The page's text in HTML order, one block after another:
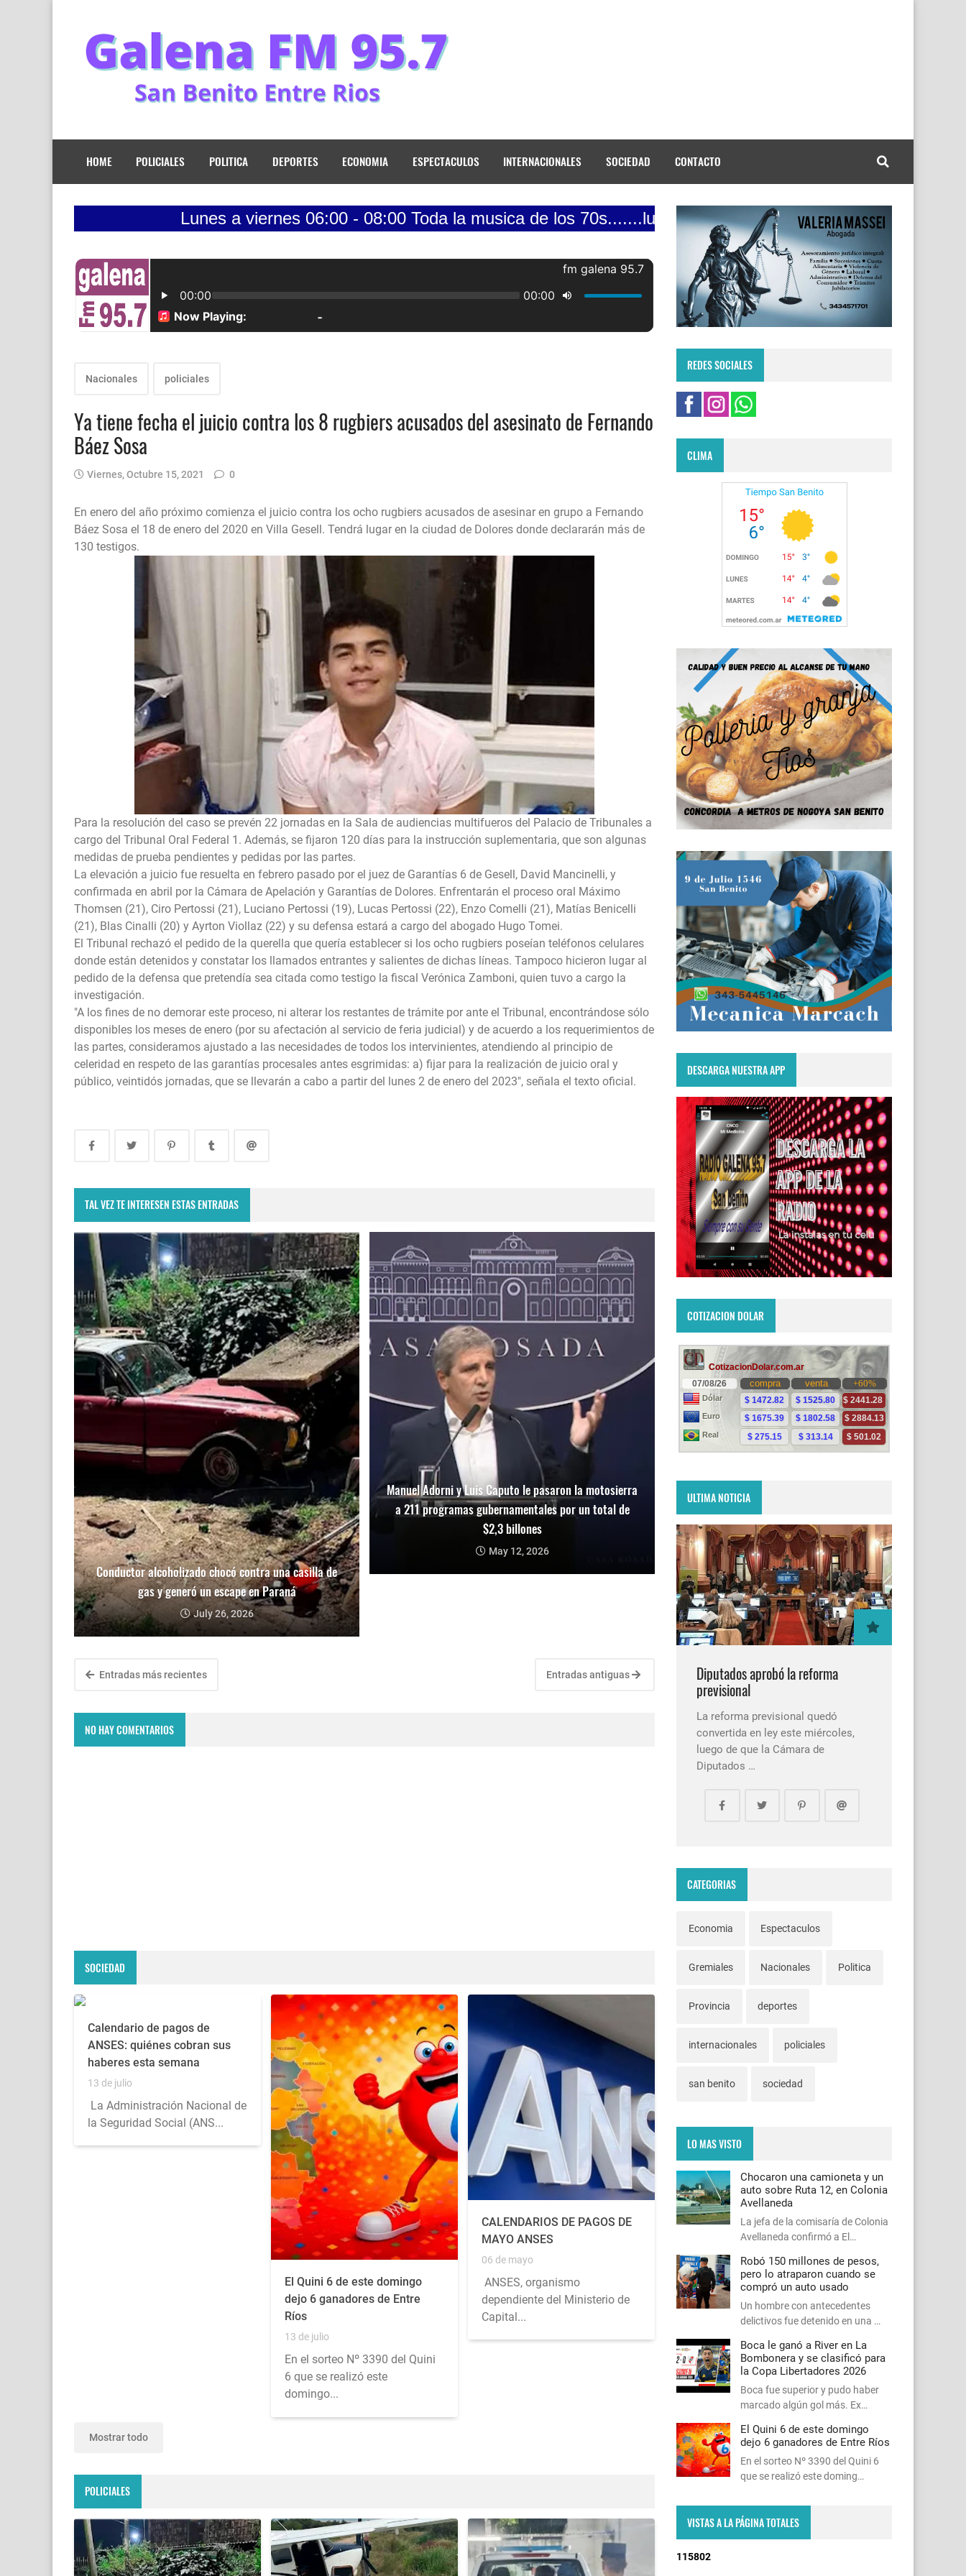
HOME POLICIALES POLITICA DEPORTES ECONOMIA ESPECTACULOS INTERNACIONALES SOCIEDAD CONTACTO
Lunes a viernes 06:00 - 08:00 Toda la musica de los 70s.......lunes a viernes de 9 a 12 la mañana de la
Nacionales policiales
Ya tiene fecha el juicio contra los 8 rugbiers acusados del asesinato de Fernando
Báez Sosa
Viernes, Octubre 15, 2021 0
En enero del año próximo comienza el juicio contra los ocho rugbiers acusados de asesinar en grupo a Fernando
Báez Sosa el 18 de enero del 2020 en Villa Gesell. Tendrá lugar en la ciudad de Dolores donde declararán más de
130 testigos.
Para la resolución del caso se prevén 22 jornadas en la Sala de audiencias multifueros del Palacio de Tribunales a
cargo del Tribunal Oral Federal 1. Además, se fijaron 120 días para la instrucción suplementaria, que son algunas
medidas de prueba pendientes y pedidas por las partes.
La elevación a juicio fue resuelta en febrero pasado por el juez de Garantías 6 de Gesell, David Mancinelli, y
confirmada en abril por la Cámara de Apelación y Garantías de Dolores. Enfrentarán el proceso oral Máximo
Thomsen (21), Ciro Pertossi (21), Luciano Pertossi (19), Lucas Pertossi (22), Enzo Comelli (21), Matías Benicelli
(21), Blas Cinalli (20) y Ayrton Viollaz (22) y su defensa estará a cargo del abogado Hugo Tomei.
El Tribunal rechazó el pedido de la querella que quería establecer si los ocho rugbiers poseían teléfonos celulares
donde están detenidos y constatar los llamados entrantes y salientes de dichas líneas. Tampoco hicieron lugar al
pedido de la defensa que pretendía sea citada como testigo la fiscal Verónica Zamboni, quien tuvo a cargo la
investigación.
"A los fines de no demorar este proceso, ni alterar los restantes de trámite por ante el Tribunal, encontrándose sólo
disponibles los meses de enero (por su afectación al servicio de feria judicial) y de acuerdo a los requerimientos de
las partes, consideramos ajustado a las necesidades de todos los intervinientes, atendiendo al principio de
celeridad en respeto de las garantías procesales antes esgrimidas: a) fijar para la realización de juicio oral y
público, veintidós jornadas, que se llevarán a cabo a partir del lunes 2 de enero del 2023", señala el texto oficial.
TAL VEZ TE INTERESEN ESTAS ENTRADAS
Conductor alcoholizado chocó contra una casilla de
gas y generó un escape en Paraná
July 26, 2026
Manuel Adorni y Luis Caputo le pasaron la motosierra
a 211 programas gubernamentales por un total de
$2,3 billones
May 12, 2026
Entradas más recientes Entradas antiguas
NO HAY COMENTARIOS
SOCIEDAD
Calendario de pagos de
ANSES: quiénes cobran sus
haberes esta semana
13 de julio
La Administración Nacional de
la Seguridad Social (ANS...
El Quini 6 de este domingo
dejo 6 ganadores de Entre
Ríos
13 de julio
En el sorteo Nº 3390 del Quini
6 que se realizó este
domingo...
CALENDARIOS DE PAGOS DE
MAYO ANSES
06 de mayo
ANSES, organismo
dependiente del Ministerio de
Capital...
Mostrar todo
POLICIALES
REDES SOCIALES
CLIMA
DESCARGA NUESTRA APP
COTIZACION DOLAR
ULTIMA NOTICIA
Diputados aprobó la reforma
previsional
La reforma previsional quedó
convertida en ley este miércoles,
luego de que la Cámara de
Diputados …
CATEGORIAS
Economia Espectaculos
Gremiales Nacionales Politica
Provincia deportes
internacionales policiales
san benito sociedad
LO MAS VISTO
Chocaron una camioneta y un
auto sobre Ruta 12, en Colonia
Avellaneda
La jefa de la comisaría de Colonia
Avellaneda confirmó a El…
Robó 150 millones de pesos,
pero lo atraparon cuando se
compró un auto usado
Un hombre con antecedentes
delictivos fue detenido en una …
Boca le ganó a River en La
Bombonera y se clasificó para
la Copa Libertadores 2026
Boca fue superior y pudo haber
marcado algún gol más. Ex…
El Quini 6 de este domingo
dejo 6 ganadores de Entre Ríos
En el sorteo Nº 3390 del Quini 6
que se realizó este doming…
VISTAS A LA PÁGINA TOTALES
115802